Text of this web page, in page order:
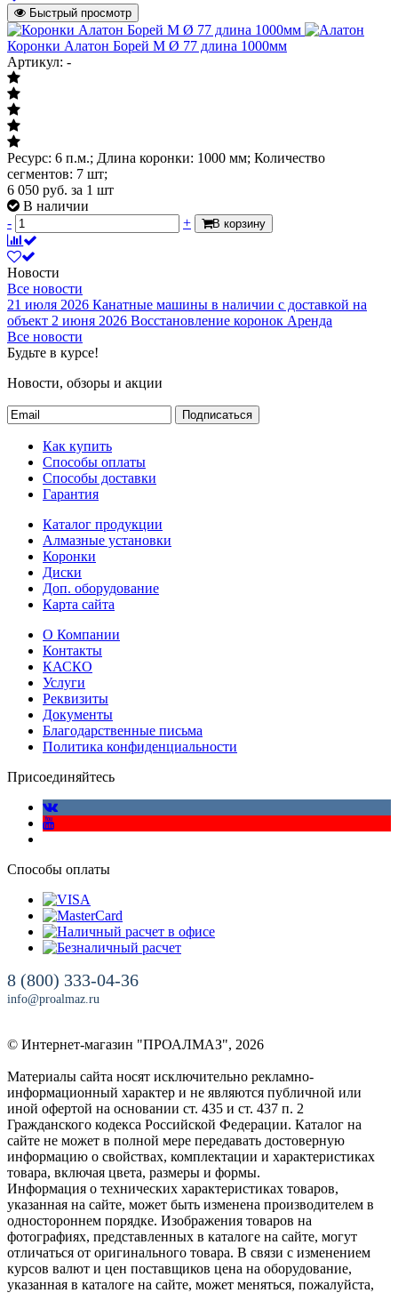
Быстрый просмотр
Коронки Алатон Борей М Ø 77 длина 1000мм
Артикул: -
Ресурс: 6 п.м.; Длина коронки: 1000 мм; Количество
сегментов: 7 шт;
6 050 руб. за 1 шт
В наличии
-
+ В корзину
Новости
Все новости
21 июля 2026 Канатные машины в наличии с доставкой на
объект 2 июня 2026 Восстановление коронок Аренда
Все новости
Будьте в курсе!
Новости, обзоры и акции
Подписаться
Как купить
Способы оплаты
Способы доставки
Гарантия
Каталог продукции
Алмазные установки
Коронки
Диски
Доп. оборудование
Карта сайта
О Компании
Контакты
КАСКО
Услуги
Реквизиты
Документы
Благодарственные письма
Политика конфиденциальности
Присоединяйтесь
Способы оплаты
8 (800) 333-04-36
info@proalmaz.ru
© Интернет-магазин "ПРОАЛМАЗ", 2026
Материалы сайта носят исключительно рекламно-
информационный характер и не являются публичной или
иной офертой на основании ст. 435 и ст. 437 п. 2
Гражданского кодекса Российской Федерации. Каталог на
сайте не может в полной мере передавать достоверную
информацию о свойствах, комплектации и характеристиках
товара, включая цвета, размеры и формы.
Информация о технических характеристиках товаров,
указанная на сайте, может быть изменена производителем в
одностороннем порядке. Изображения товаров на
фотографиях, представленных в каталоге на сайте, могут
отличаться от оригинального товара. В связи с изменением
курсов валют и цен поставщиков цена на оборудование,
указанная в каталоге на сайте, может меняться, пожалуйста,